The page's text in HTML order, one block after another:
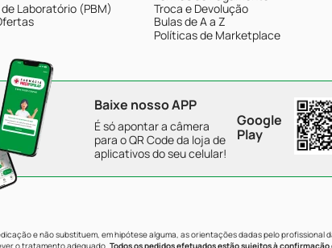
Laboratório (PBM)
Troca e Devolução
Bulas de A a Z
Políticas de Marketplace
Baixe nosso APP
É só apontar a câmera
para o QR Code da loja de
aplicativos do seu celular!
Google
Play
e não substituem, em hipótese alguma, as orientações dadas pelo profissional
o tratamento adequado. Todos os pedidos efetuados estão sujeitos à